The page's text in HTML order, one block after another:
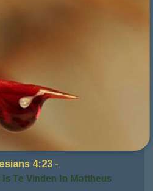
aanbid
kruis kust dus aanbid
Het Verlaten Van
Te Vinden In Mattheus
4:23 -